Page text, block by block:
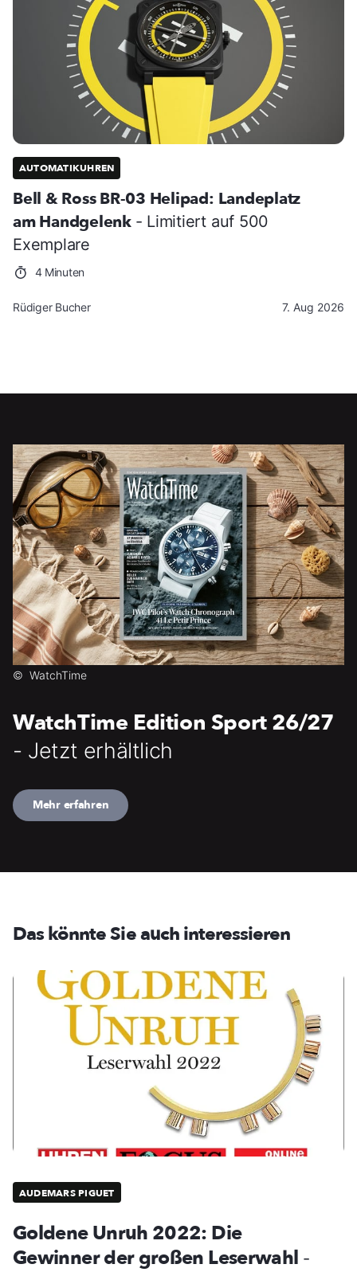
AUTOMATIKUHREN
Bell & Ross BR-03 Helipad: Landeplatz
am Handgelenk - Limitiert auf 500
Exemplare
4 Minuten
Rüdiger Bucher 7. Aug 2026
© WatchTime
WatchTime Edition Sport 26/27
- Jetzt erhältlich
Mehr erfahren
Das könnte Sie auch interessieren
AUDEMARS PIGUET
Goldene Unruh 2022: Die
Gewinner der großen Leserwahl -